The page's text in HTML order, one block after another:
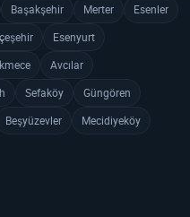
Başakşehir Merter
Esenler
Esenyurt
Avcılar
Sefaköy
Güngören
Beşyüzevler
Mecidiyeköy